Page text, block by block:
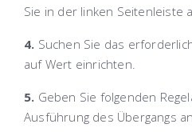
Sie in der linken Seitenleiste
4. Suchen Sie das
auf Wert einrichten.
5. Geben Sie folgenden
Ausführung des Übergangs